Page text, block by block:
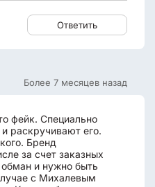
Ответить
Более 7 месяцев назад
фейк. Специально
раскручивают его.
Бренд
за счет заказных
и нужно быть
с Михалевым